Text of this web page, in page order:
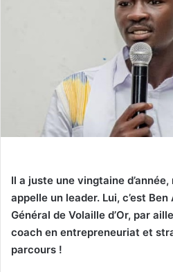
Il a juste une vingtaine d’année,
appelle un leader. Lui, c’est
Général de Volaille d’Or, par
coach en entrepreneuriat et
parcours !